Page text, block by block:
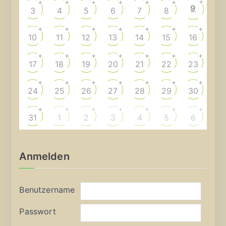
3
+
4
+
5
+
6
+
7
+
8
+
9
10
+
11
+
12
+
13
+
14
+
15
+
16
+
17
+
18
+
19
+
20
+
21
+
22
+
23
+
24
+
25
+
26
+
27
+
28
+
29
+
30
+
31
+
1
+
2
+
3
+
4
+
5
+
6
+
Anmelden
Benutzername
Passwort